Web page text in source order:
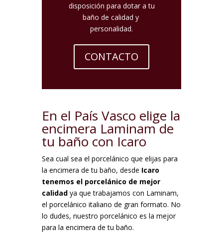
disposición para dotar a tu
baño de calidad y
personalidad.
CONTACTO
En el País Vasco elige la
encimera Laminam de
tu baño con Icaro
Sea cual sea el porcelánico que elijas para
la encimera de tu baño, desde Icaro
tenemos el porcelánico de mejor
calidad ya que trabajamos con Laminam,
el porcelánico italiano de gran formato. No
lo dudes, nuestro porcelánico es la mejor
para la encimera de tu baño.